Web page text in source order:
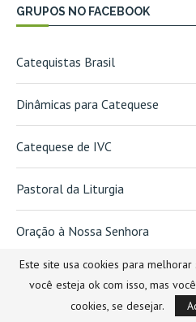
GRUPOS NO FACEBOOK
Catequistas Brasil
Dinâmicas para Catequese
Catequese de IVC
Pastoral da Liturgia
Oração à Nossa Senhora
Este site usa cookies para
você esteja ok com isso, mas
cookies, se desejar.